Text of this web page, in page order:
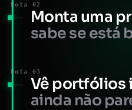
Nota 02
Monta uma
sabe se está
Nota 03
Vê portfólios
ainda não